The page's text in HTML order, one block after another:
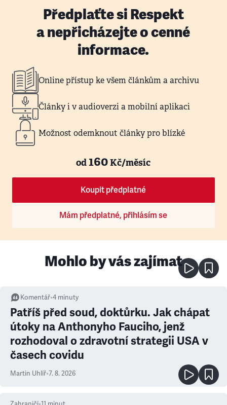
Předplaťte si Respekt
a nepřicházejte o cenné
informace.
Online přístup ke všem článkům a archivu
Články i v audioverzi a mobilní aplikaci
Možnost odemknout články pro blízké
od160Kč/měsíc
Koupit předplatné
Mám předplatné, přihlásím se
Mohlo by vás zajímat
Komentář•4 minuty
Patříš před soud, doktůrku. Jak chápat
útoky na Anthonyho Fauciho, jenž
rozhodoval o zdravotní strategii USA v
časech covidu
Martin Uhlíř•7. 8. 2026